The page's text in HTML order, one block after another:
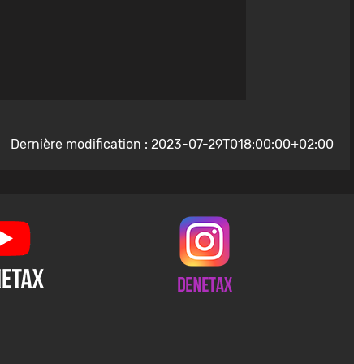
Dernière modification : 2023-07-29T018:00:00+02:00